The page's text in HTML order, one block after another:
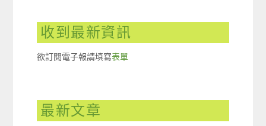
收到最新資訊
欲訂閱電子報請填寫表單
最新文章